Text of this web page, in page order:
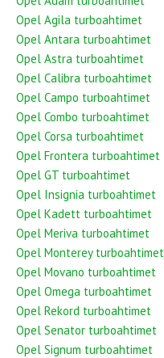
Opel Agila turboahtimet
Opel Antara turboahtimet
Opel Astra turboahtimet
Opel Calibra turboahtimet
Opel Campo turboahtimet
Opel Combo turboahtimet
Opel Corsa turboahtimet
Opel Frontera turboahtimet
Opel GT turboahtimet
Opel Insignia turboahtimet
Opel Kadett turboahtimet
Opel Meriva turboahtimet
Opel Monterey turboahtimet
Opel Movano turboahtimet
Opel Omega turboahtimet
Opel Rekord turboahtimet
Opel Senator turboahtimet
Opel Signum turboahtimet